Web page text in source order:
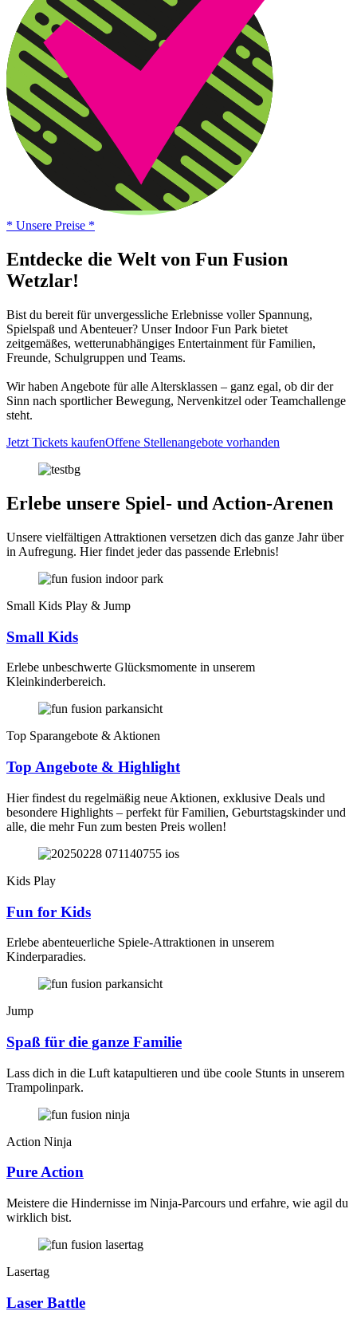
* Unsere Preise *
Entdecke die Welt von Fun Fusion
Wetzlar!
Bist du bereit für unvergessliche Erlebnisse voller Spannung,
Spielspaß und Abenteuer? Unser Indoor Fun Park bietet
zeitgemäßes, wetterunabhängiges Entertainment für Familien,
Freunde, Schulgruppen und Teams.
Wir haben Angebote für alle Altersklassen – ganz egal, ob dir der
Sinn nach sportlicher Bewegung, Nervenkitzel oder Teamchallenge
steht.
Jetzt Tickets kaufenOffene Stellenangebote vorhanden
Erlebe unsere Spiel- und Action-Arenen
Unsere vielfältigen Attraktionen versetzen dich das ganze Jahr über
in Aufregung. Hier findet jeder das passende Erlebnis!
Small Kids Play & Jump
Small Kids
Erlebe unbeschwerte Glücksmomente in unserem
Kleinkinderbereich.
Top Sparangebote & Aktionen
Top Angebote & Highlight
Hier findest du regelmäßig neue Aktionen, exklusive Deals und
besondere Highlights – perfekt für Familien, Geburtstagskinder und
alle, die mehr Fun zum besten Preis wollen!
Kids Play
Fun for Kids
Erlebe abenteuerliche Spiele-Attraktionen in unserem
Kinderparadies.
Jump
Spaß für die ganze Familie
Lass dich in die Luft katapultieren und übe coole Stunts in unserem
Trampolinpark.
Action Ninja
Pure Action
Meistere die Hindernisse im Ninja-Parcours und erfahre, wie agil du
wirklich bist.
Lasertag
Laser Battle